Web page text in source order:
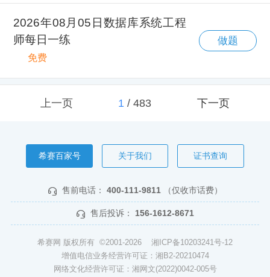
2026年08月05日数据库系统工程
师每日一练
免费
做题
上一页 1/ 483 下一页
希赛百家号 关于我们 证书查询
售前电话： 400-111-9811 （仅收市话费）
售后投诉： 156-1612-8671
希赛网 版权所有 ©2001-2026 湘ICP备10203241号-12
增值电信业务经营许可证：湘B2-20210474
网络文化经营许可证：湘网文(2022)0042-005号